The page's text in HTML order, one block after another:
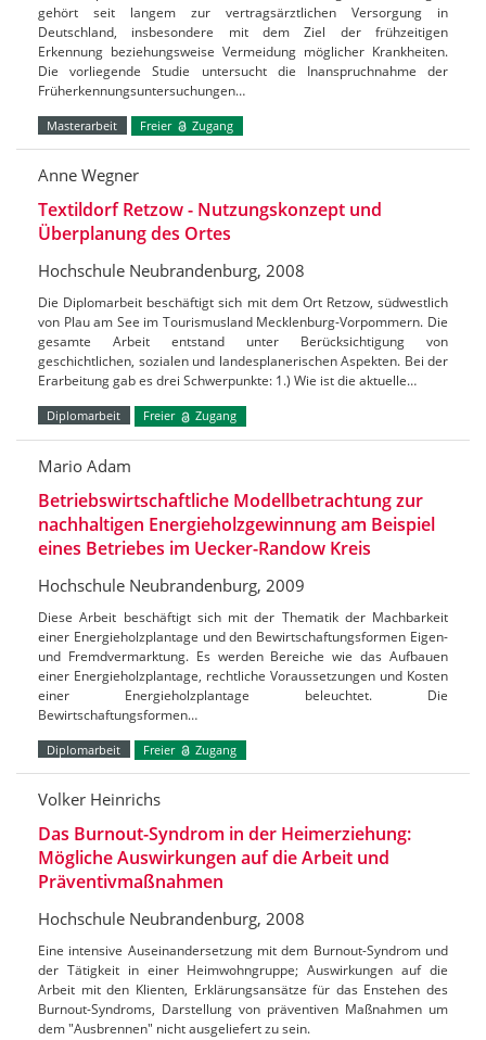
gehört seit langem zur vertragsärztlichen Versorgung in
Deutschland, insbesondere mit dem Ziel der frühzeitigen
Erkennung beziehungsweise Vermeidung möglicher Krankheiten.
Die vorliegende Studie untersucht die Inanspruchnahme der
Früherkennungsuntersuchungen…
Masterarbeit Freier Zugang
Anne Wegner
Textildorf Retzow - Nutzungskonzept und
Überplanung des Ortes
Hochschule Neubrandenburg, 2008
Die Diplomarbeit beschäftigt sich mit dem Ort Retzow, südwestlich
von Plau am See im Tourismusland Mecklenburg-Vorpommern. Die
gesamte Arbeit entstand unter Berücksichtigung von
geschichtlichen, sozialen und landesplanerischen Aspekten. Bei der
Erarbeitung gab es drei Schwerpunkte: 1.) Wie ist die aktuelle…
Diplomarbeit Freier Zugang
Mario Adam
Betriebswirtschaftliche Modellbetrachtung zur
nachhaltigen Energieholzgewinnung am Beispiel
eines Betriebes im Uecker-Randow Kreis
Hochschule Neubrandenburg, 2009
Diese Arbeit beschäftigt sich mit der Thematik der Machbarkeit
einer Energieholzplantage und den Bewirtschaftungsformen Eigen-
und Fremdvermarktung. Es werden Bereiche wie das Aufbauen
einer Energieholzplantage, rechtliche Voraussetzungen und Kosten
einer Energieholzplantage beleuchtet. Die
Bewirtschaftungsformen…
Diplomarbeit Freier Zugang
Volker Heinrichs
Das Burnout-Syndrom in der Heimerziehung:
Mögliche Auswirkungen auf die Arbeit und
Präventivmaßnahmen
Hochschule Neubrandenburg, 2008
Eine intensive Auseinandersetzung mit dem Burnout-Syndrom und
der Tätigkeit in einer Heimwohngruppe; Auswirkungen auf die
Arbeit mit den Klienten, Erklärungsansätze für das Enstehen des
Burnout-Syndroms, Darstellung von präventiven Maßnahmen um
dem "Ausbrennen" nicht ausgeliefert zu sein.